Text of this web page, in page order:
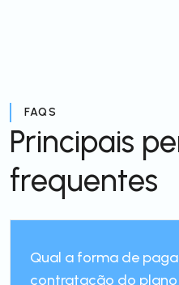
FAQS
Principais
frequentes
Qual a forma de
contratação do